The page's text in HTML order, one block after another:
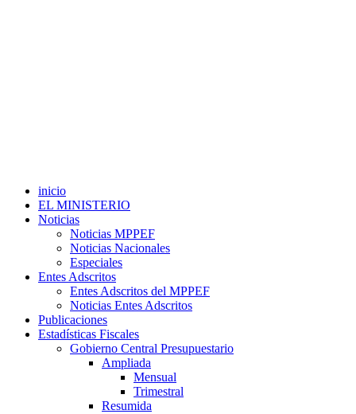
inicio
EL MINISTERIO
Noticias
Noticias MPPEF
Noticias Nacionales
Especiales
Entes Adscritos
Entes Adscritos del MPPEF
Noticias Entes Adscritos
Publicaciones
Estadísticas Fiscales
Gobierno Central Presupuestario
Ampliada
Mensual
Trimestral
Resumida